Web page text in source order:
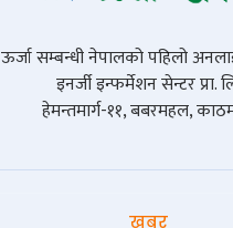
ऊर्जा सम्बन्धी नेपालको पहिलो
इनर्जी इन्फर्मेशन सेन्टर प्रा.
हेमन्तमार्ग-११, बबरमहल,
खबर